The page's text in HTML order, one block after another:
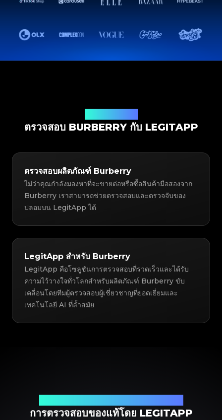
ตรวจสอบ BURBERRY กับ LEGITAPP
ตรวจสอบผลิตภัณฑ์ Burberry
ไม่ว่าคุณกำลังมองหาที่จะขายต่อหรือซื้อสินค้ามือสองจาก
Burberry เราสามารถช่วยตรวจสอบและตรวจจับของ
ปลอมบน LegitApp ได้
LegitApp สำหรับ Burberry
LegitApp คือโซลูชันการตรวจสอบที่รวดเร็วและได้รับ
ความไว้วางใจทั่วโลกสำหรับผลิตภัณฑ์ Burberry ขับ
เคลื่อนโดยทีมผู้ตรวจสอบผู้เชี่ยวชาญที่ยอดเยี่ยมและ
เทคโนโลยี AI ที่ล้ำสมัย
การตรวจสอบของแท้โดย LEGITAPP